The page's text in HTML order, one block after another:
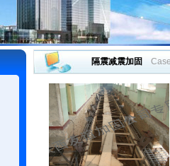
隔震减震加固